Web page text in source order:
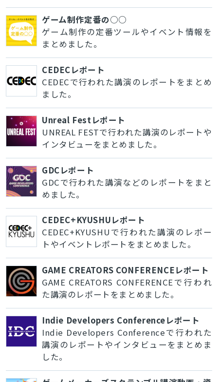
ゲーム制作定番の○○
ゲーム制作の定番ツールやイベント情報を
まとめました。
CEDECレポート
CEDECで行われた講演のレポートをまとめ
ました。
Unreal Festレポート
UNREAL FESTで行われた講演のレポートや
インタビューをまとめました。
GDCレポート
GDCで行われた講演などのレポートをまと
めました。
CEDEC+KYUSHUレポート
CEDEC+KYUSHUで行われた講演のレポー
トやイベントレポートをまとめました。
GAME CREATORS CONFERENCEレポート
GAME CREATORS CONFERENCEで行われ
た講演のレポートをまとめました。
Indie Developers Conferenceレポート
Indie Developers Conferenceで行われた
講演のレポートやインタビューをまとめま
した。